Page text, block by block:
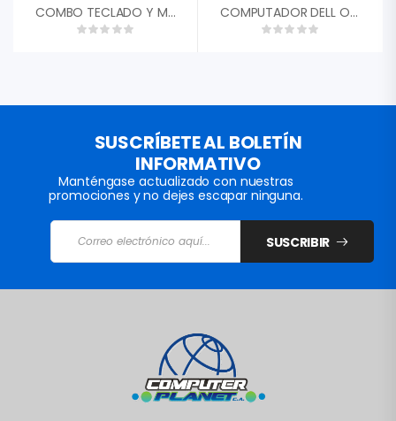
COMBO TECLADO Y MOUSE MYO SLIM WIRELESS COMPUTADOR DELL OPTIPLEX 7010 CORE I5 3ERA GEN 3470 3.20GHZ, MEMORIA RAM 4GB, DISCO SOLIDO 128GB SSD
SUSCRÍBETE AL BOLETÍN
INFORMATIVO
Manténgase actualizado con nuestras
promociones y no dejes escapar ninguna.
SUSCRIBIR